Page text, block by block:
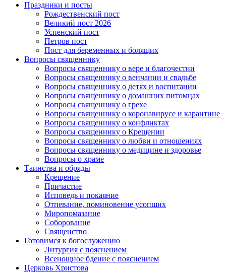
Праздники и посты
Рождественский пост
Великий пост 2026
Успенский пост
Петров пост
Пост для беременных и болящих
Вопросы священнику
Вопросы священнику о вере и благочестии
Вопросы священнику о венчании и свадьбе
Вопросы священнику о детях и воспитании
Вопросы священнику о домашних питомцах
Вопросы священнику о грехе
Вопросы священнику о коронавирусе и карантине
Вопросы священнику о конфликтах
Вопросы священнику о Крещении
Вопросы священнику о любви и отношениях
Вопросы священнику о медицине и здоровье
Вопросы о храме
Таинства и обряды
Крещение
Причастие
Исповедь и покаяние
Отпевание, поминовение усопших
Миропомазание
Соборование
Священство
Готовимся к богослужению
Литургия с пояснением
Всенощное бдение с пояснением
Церковь Христова